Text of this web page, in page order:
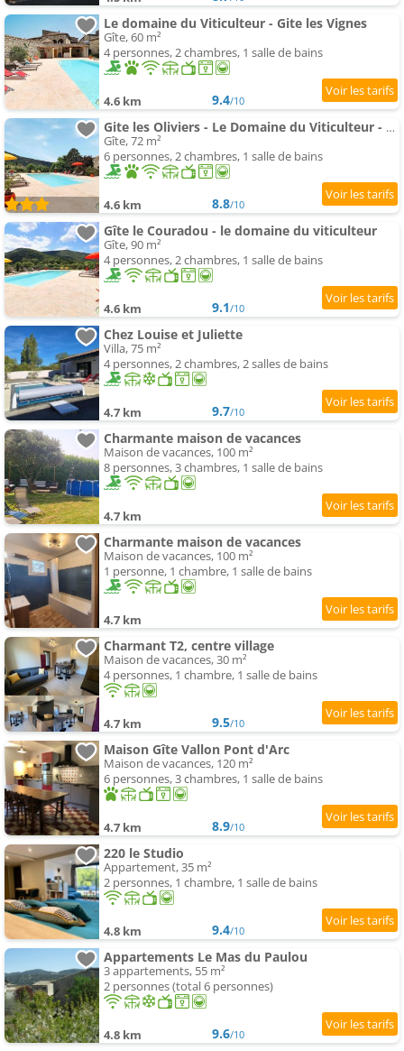
Le domaine du Viticulteur - Gite les Vignes
Gîte, 60 m²
4 personnes, 2 chambres, 1 salle de bains
4.6 km 9.4/10
Gite les Oliviers - Le Domaine du Viticulteur - Saint Maurice d Ibie
Gîte, 72 m²
6 personnes, 2 chambres, 1 salle de bains
4.6 km 8.8/10
Gîte le Couradou - le domaine du viticulteur
Gîte, 90 m²
4 personnes, 2 chambres, 1 salle de bains
4.6 km 9.1/10
Chez Louise et Juliette
Villa, 75 m²
4 personnes, 2 chambres, 2 salles de bains
4.7 km 9.7/10
Charmante maison de vacances
Maison de vacances, 100 m²
8 personnes, 3 chambres, 1 salle de bains
4.7 km
Charmante maison de vacances
Maison de vacances, 100 m²
1 personne, 1 chambre, 1 salle de bains
4.7 km
Charmant T2, centre village
Maison de vacances, 30 m²
4 personnes, 1 chambre, 1 salle de bains
4.7 km 9.5/10
Maison Gîte Vallon Pont d'Arc
Maison de vacances, 120 m²
6 personnes, 3 chambres, 1 salle de bains
4.7 km 8.9/10
220 le Studio
Appartement, 35 m²
2 personnes, 1 chambre, 1 salle de bains
4.8 km 9.4/10
Appartements Le Mas du Paulou
3 appartements, 55 m²
2 personnes (total 6 personnes)
4.8 km 9.6/10